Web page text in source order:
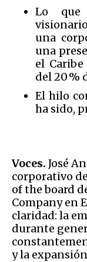
Lo que
una
una
el
del 20 %
El hilo
ha sido,
Voces. José
corporativo
of the board
Company en
claridad: la
durante
y la